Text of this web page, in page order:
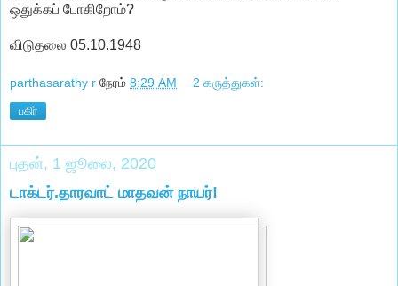
ஒதுக்கப் போகிறோம்?
விடுதலை 05.10.1948
parthasarathy r நேரம் 8:29 AM 2 கருத்துகள்:
பகிர்
புதன், 1 ஜூலை, 2020
டாக்டர்.தாரவாட் மாதவன் நாயர்!